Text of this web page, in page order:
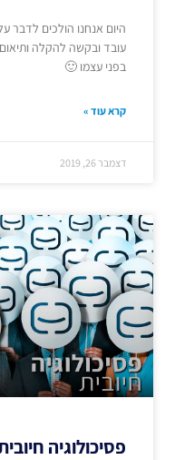
עובד ובקשה להקלה
בפני עצמו 🙂
קרא עוד »
דצמבר 26, 2019
פסיכולוגיה